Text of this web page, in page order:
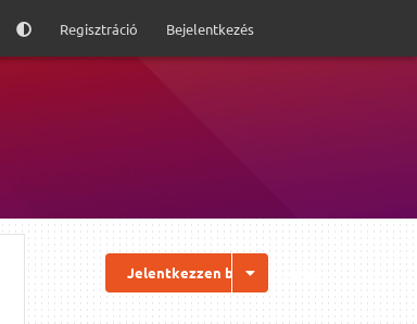
Regisztráció Bejelentkezés
Jelentkezzen be a válaszhoz